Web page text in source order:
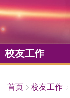
校友工作
首页 校友工作